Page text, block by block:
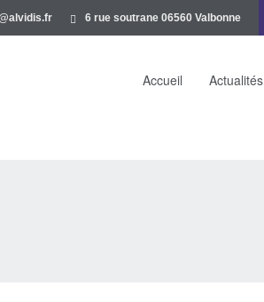
6 rue soutrane 06560 Valbonne
Accueil Actualités